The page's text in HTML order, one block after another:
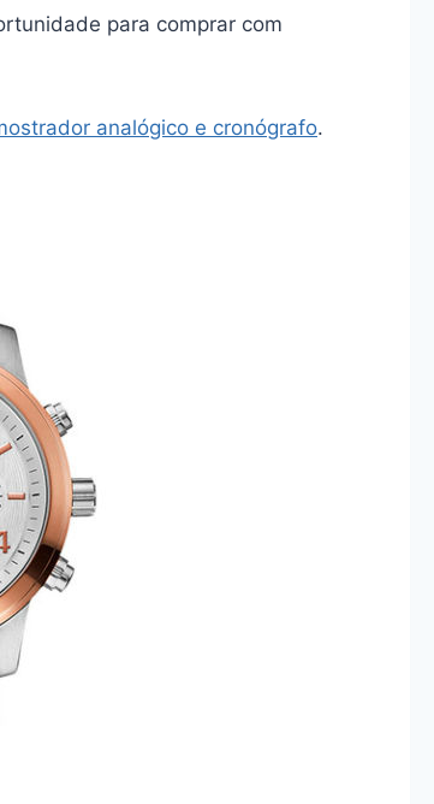
para comprar com
analógico e cronógrafo.